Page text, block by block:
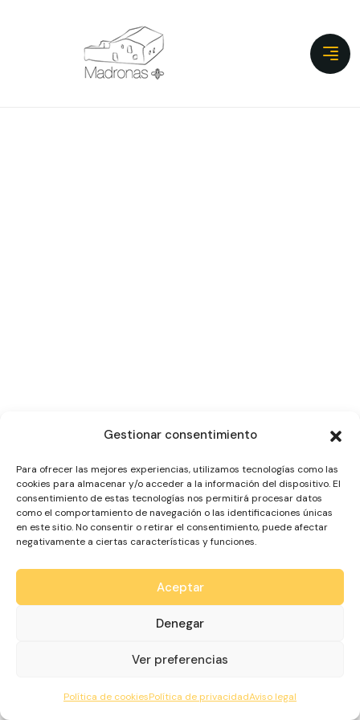
Gestionar consentimiento
Para ofrecer las mejores experiencias, utilizamos tecnologías como las
cookies para almacenar y/o acceder a la información del dispositivo. El
consentimiento de estas tecnologías nos permitirá procesar datos
como el comportamiento de navegación o las identificaciones únicas
en este sitio. No consentir o retirar el consentimiento, puede afectar
negativamente a ciertas características y funciones.
Aceptar
Denegar
Ver preferencias
Política de cookiesPolítica de privacidadAviso legal